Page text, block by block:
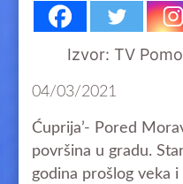
Izvor: TV
04/03/2021
Ćuprija’- Pored
površina u gradu.
godina prošlog veka